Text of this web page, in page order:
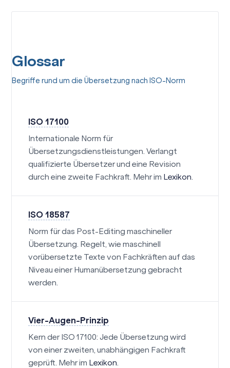
Glossar
Begriffe rund um die Übersetzung nach ISO-Norm
ISO 17100
Internationale Norm für
Übersetzungsdienstleistungen. Verlangt
qualifizierte Übersetzer und eine Revision
durch eine zweite Fachkraft. Mehr im Lexikon.
ISO 18587
Norm für das Post-Editing maschineller
Übersetzung. Regelt, wie maschinell
vorübersetzte Texte von Fachkräften auf das
Niveau einer Humanübersetzung gebracht
werden.
Vier-Augen-Prinzip
Kern der ISO 17100: Jede Übersetzung wird
von einer zweiten, unabhängigen Fachkraft
geprüft. Mehr im Lexikon.